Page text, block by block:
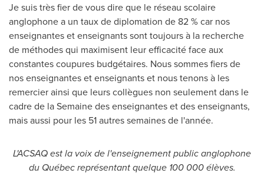
Je suis très fier de vous dire que le réseau scolaire
anglophone a un taux de diplomation de 82 % car nos
enseignantes et enseignants sont toujours à la recherche
de méthodes qui maximisent leur efficacité face aux
constantes coupures budgétaires. Nous sommes fiers de
nos enseignantes et enseignants et nous tenons à les
remercier ainsi que leurs collègues non seulement dans le
cadre de la Semaine des enseignantes et des enseignants,
mais aussi pour les 51 autres semaines de l'année.
L'ACSAQ est la voix de l'enseignement public anglophone
du Québec représentant quelque 100 000 élèves.